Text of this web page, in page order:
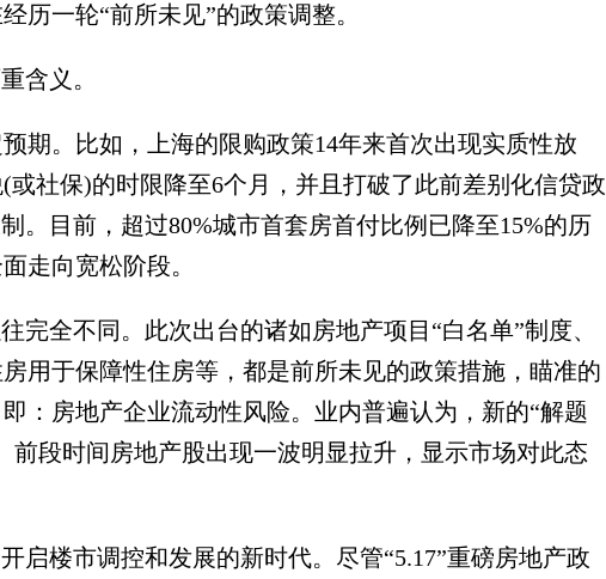
一轮“前所未见”的政策调整。
含义。
。比如，上海的限购政策14年来首次出现实质性放
或社保)的时限降至6个月，并且打破了此前差别化信贷政
。目前，超过80%城市首套房首付比例已降至15%的历
走向宽松阶段。
全不同。此次出台的诸如房地产项目“白名单”制度、
用于保障性住房等，都是前所未见的政策措施，瞄准的
：房地产企业流动性风险。业内普遍认为，新的“解题
前段时间房地产股出现一波明显拉升，显示市场对此态
楼市调控和发展的新时代。尽管“5.17”重磅房地产政